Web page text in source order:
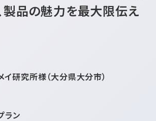
製品の魅力を最大限伝え
イ研究所様 （大分県大分市）
ラン